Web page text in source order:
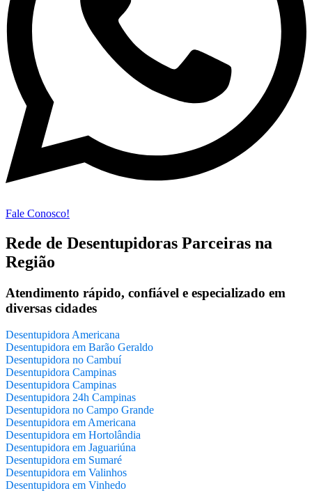
Fale Conosco!
Rede de Desentupidoras Parceiras na
Região
Atendimento rápido, confiável e especializado em
diversas cidades
Desentupidora Americana
Desentupidora em Barão Geraldo
Desentupidora no Cambuí
Desentupidora Campinas
Desentupidora Campinas
Desentupidora 24h Campinas
Desentupidora no Campo Grande
Desentupidora em Americana
Desentupidora em Hortolândia
Desentupidora em Jaguariúna
Desentupidora em Sumaré
Desentupidora em Valinhos
Desentupidora em Vinhedo